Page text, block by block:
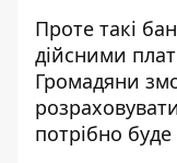
Проте такі
дійсними
Громадяни
потрібно